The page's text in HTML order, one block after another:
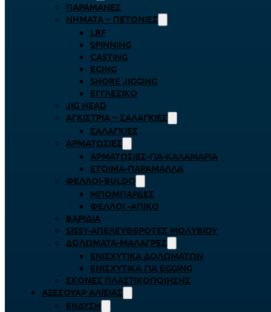
ΠΑΡΑΜΆΝΕΣ
ΝΉΜΑΤΑ – ΠΕΤΟΝΙΈΣ
LRF
SPINNING
CASTING
EGING
SHORE JIGGING
ΕΓΓΛΈΖΙΚΟ
JIG HEAD
ΑΓΚΊΣΤΡΙΑ – ΣΑΛΑΓΚΙΈΣ
ΣΑΛΑΓΚΙΈΣ
ΑΡΜΑΤΩΣΙΈΣ
ΑΡΜΑΤΩΣΙΈΣ-ΓΙΑ-ΚΑΛΑΜΆΡΙΑ
ΈΤΟΙΜΑ-ΠΑΡΆΜΑΛΛΑ
ΦΕΛΛΟΊ-BULDO
ΜΠΟΜΠΆΡΔΕΣ
ΦΕΛΛΟΊ -ΑΠΊΚΟ
ΒΑΡΊΔΙΑ
SISSY-ΑΠΕΛΕΥΘΕΡΟΤΈΣ ΜΟΛΥΒΙΟΎ
ΔΟΛΏΜΑΤΑ-ΜΑΛΆΓΡΕΣ
ΕΝΙΣΧΥΤΙΚΆ ΔΟΛΩΜΆΤΩΝ
ΕΝΙΣΧΥΤΙΚΆ ΓΙΑ EGGING
ΣΚΌΝΕΣ ΠΛΑΣΤΙΚΟΠΟΊΗΣΗΣ
ΑΞΕΣΟΥΆΡ ΑΛΙΕΊΑΣ
ΈΝΔΥΣΗ